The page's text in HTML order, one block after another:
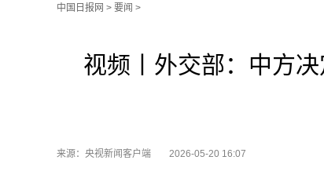
中国日报网 > 要闻 >
视频丨外交部：中方
来源：央视新闻客户端 2026-05-20 16:07